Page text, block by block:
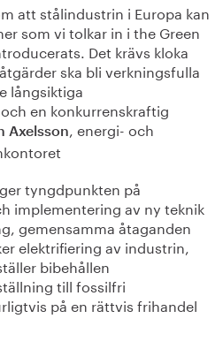
att stålindustrin i Europa kan
som vi tolkar in i the Green
Det krävs kloka
ska bli verkningsfulla
långsiktiga
en konkurrenskraftig
Axelsson, energi- och
tyngdpunkten på
implementering av ny teknik
gemensamma åtaganden
elektrifiering av industrin,
bibehållen
till fossilfri
på en rättvis frihandel